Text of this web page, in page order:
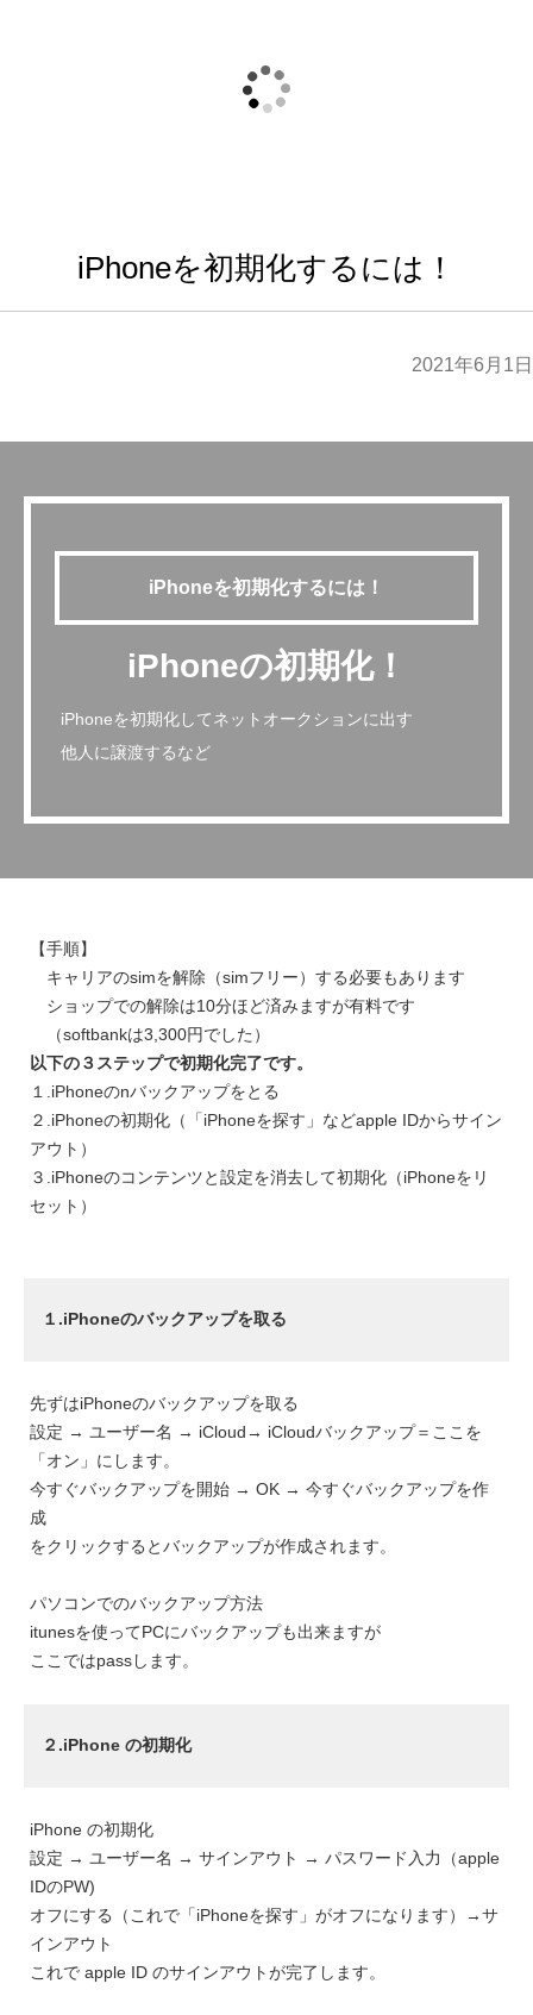
iPhoneを初期化するには！
2021年6月1日
iPhoneを初期化するには！
iPhoneの初期化！
iPhoneを初期化してネットオークションに出す
他人に譲渡するなど
【手順】
キャリアのsimを解除（simフリー）する必要もあります
ショップでの解除は10分ほど済みますが有料です
（softbankは3,300円でした）
以下の３ステップで初期化完了です。
１.iPhoneのnバックアップをとる
２.iPhoneの初期化（「iPhoneを探す」などapple IDからサイン
アウト）
３.iPhoneのコンテンツと設定を消去して初期化（iPhoneをリ
セット）
１.iPhoneのバックアップを取る
先ずはiPhoneのバックアップを取る
設定 → ユーザー名 → iCloud→ iCloudバックアップ＝ここを
「オン」にします。
今すぐバックアップを開始 → OK → 今すぐバックアップを作
成
をクリックするとバックアップが作成されます。
パソコンでのバックアップ方法
itunesを使ってPCにバックアップも出来ますが
ここではpassします。
２.iPhone の初期化
iPhone の初期化
設定 → ユーザー名 → サインアウト → パスワード入力（apple
IDのPW)
オフにする（これで「iPhoneを探す」がオフになります）→サ
インアウト
これで apple ID のサインアウトが完了します。